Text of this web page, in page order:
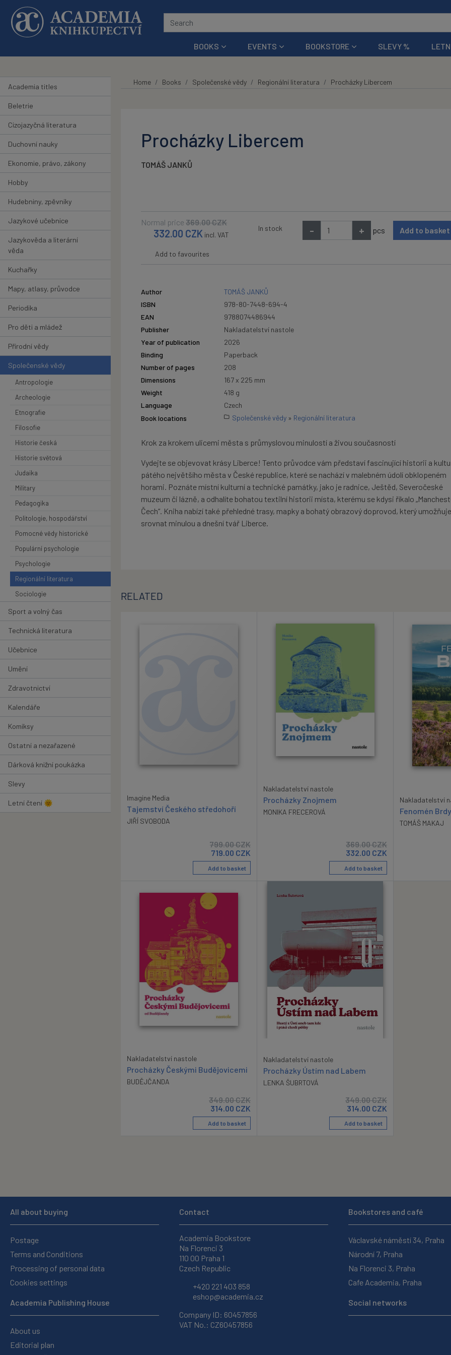
Skip to main content
BOOKS EVENTS BOOKSTORE SLEVY %
Academia titles
Beletrie
Cizojazyčná literatura
Duchovní nauky
Ekonomie, právo, zákony
Hobby
Hudebniny, zpěvníky
Jazykové učebnice
Jazykověda a literární
věda
Kuchařky
Mapy, atlasy, průvodce
Periodika
Pro děti a mládež
Přírodní vědy
Společenské vědy
Antropologie
Archeologie
Etnografie
Filosofie
Historie česká
Historie světová
Judaika
Military
Pedagogika
Politologie, hospodářství
Pomocné vědy historické
Populární psychologie
Psychologie
Regionální literatura
Sociologie
Sport a volný čas
Technická literatura
Učebnice
Umění
Zdravotnictví
Kalendáře
Komiksy
Ostatní a nezařazené
Dárková knižní poukázka
Slevy
Letní čtení 🌞
Home Books Společenské vědy Regionální literatura Procházky Libercem
Procházky Libercem
TOMÁŠ JANKŮ
Normal price 369.00CZK
332.00 CZK incl. VAT
In stock - + pcs Add to basket
Add to favourites
Author
TOMÁŠ JANKŮ
ISBN
978-80-7448-694-4
EAN
9788074486944
Publisher
Nakladatelství nastole
Year of publication
2026
Binding
Paperback
Number of pages
208
Dimensions
167 x 225 mm
Weight
418 g
Language
Czech
Book locations
Společenské vědy » Regionální literatura
Krok za krokem ulicemi města s průmyslovou minulostí a živou současností
Vydejte se objevovat krásy Liberce! Tento průvodce vám představí fascinující historii a
pátého největšího města v České republice, které se nachází v malebném údolí obklopeném
horami. Poznáte místní kulturní a technické památky, jako je radnice, Ještěd, Severočeské
muzeum či lázně, a odhalíte bohatou textilní historii místa, kterému se kdysi říkalo
Čech“. Kniha nabízí také přehledné trasy, mapky a bohatý obrazový doprovod, který umožňuje
srovnat minulou a dnešní tvář Liberce.
RELATED
Imagine Media
Tajemství Českého středohoří
JIŘÍ SVOBODA
799.00CZK
719.00 CZK
Add to basket
Nakladatelství nastole
Procházky Znojmem
MONIKA FRECEROVÁ
369.00CZK
332.00 CZK
Add to basket
Nakladatelství
Fenomén Brdy
TOMÁŠ MAKAJ
Nakladatelství nastole
Procházky Českými Budějovicemi
BUDĚJČANDA
349.00CZK
314.00 CZK
Add to basket
Nakladatelství nastole
Procházky Ústím nad Labem
LENKA ŠUBRTOVÁ
349.00CZK
314.00 CZK
Add to basket
All about buying
Postage
Terms and Conditions
Processing of personal data
Cookies settings
Academia Publishing House
About us
Editorial plan
Contact
Academia Bookstore
Na Florenci 3
110 00 Praha 1
Czech Republic
+420 221 403 858
eshop@academia.cz
Company ID: 60457856
VAT No.: CZ60457856
Bookstores and café
Václavské náměstí 34, Praha
Národní 7, Praha
Na Florenci 3, Praha
Cafe Academia, Praha
Social networks